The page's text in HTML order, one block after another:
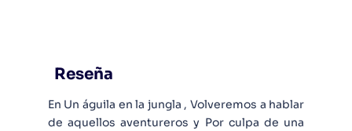
Reseña
En Un águila en la jungla , Volveremos a hablar
de aquellos aventureros y Por culpa de una